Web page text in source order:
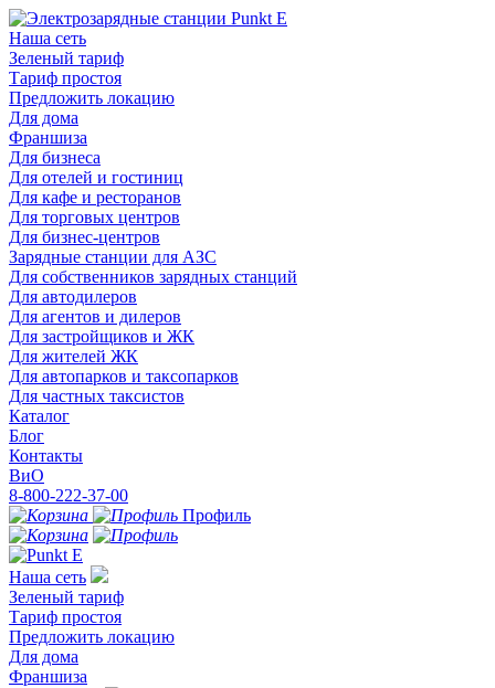
Наша сеть
Зеленый тариф
Тариф простоя
Предложить локацию
Для дома
Франшиза
Для бизнеса
Для отелей и гостиниц
Для кафе и ресторанов
Для торговых центров
Для бизнес-центров
Зарядные станции для АЗС
Для собственников зарядных станций
Для автодилеров
Для агентов и дилеров
Для застройщиков и ЖК
Для жителей ЖК
Для автопарков и таксопарков
Для частных таксистов
Каталог
Блог
Контакты
ВиО
8-800-222-37-00
Профиль
Наша сеть
Зеленый тариф
Тариф простоя
Предложить локацию
Для дома
Франшиза